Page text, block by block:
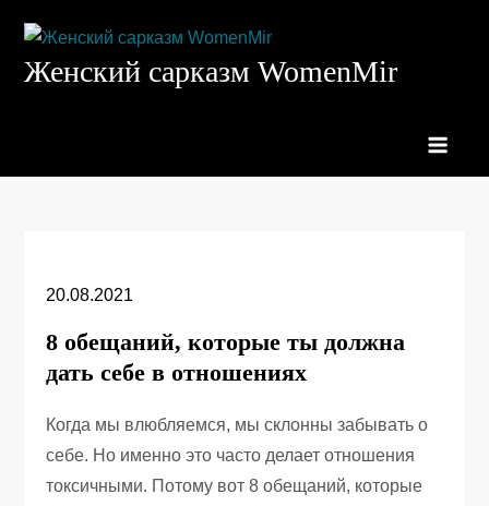
содержимому
Женский сарказм WomenMir
20.08.2021
8 обещаний, которые ты должна
дать себе в отношениях
Когда мы влюбляемся, мы склонны забывать о
себе. Но именно это часто делает отношения
токсичными. Потому вот 8 обещаний, которые